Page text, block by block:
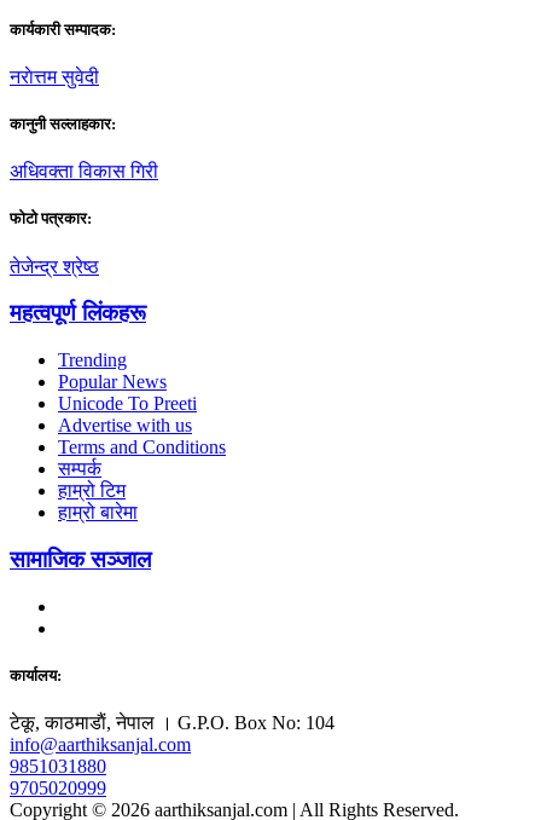
कार्यकारी सम्पादक:
नराेत्तम सुवेदी
कानुनी सल्लाहकार:
अधिवक्ता विकास गिरी
फाेटाे पत्रकार:
तेजेन्द्र श्रेष्ठ
महत्वपूर्ण लिंकहरू
Trending
Popular News
Unicode To Preeti
Advertise with us
Terms and Conditions
सम्पर्क
हाम्रो टिम
हाम्रो बारेमा
सामाजिक सञ्जाल
कार्यालय:
टेकू, काठमाडाैं, नेपाल । G.P.O. Box No: 104
info@aarthiksanjal.com
9851031880
9705020999
Copyright © 2026 aarthiksanjal.com | All Rights Reserved.